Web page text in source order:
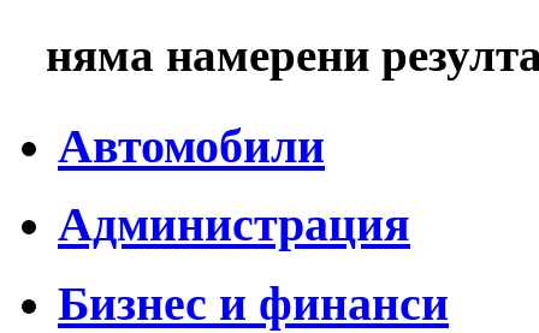
няма намерени
Автомобили
Администрация
Бизнес и финанси